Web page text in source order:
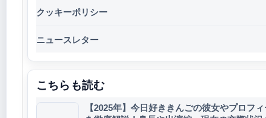
クッキーポリシー
ニュースレター
こちらも読む
【2025年】今日好ききんごの彼女やプロフ